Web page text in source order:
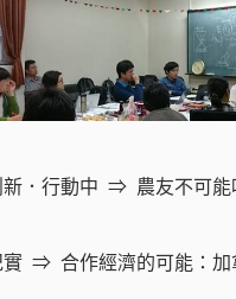
．行動中
農友不可
合作經濟的可能：